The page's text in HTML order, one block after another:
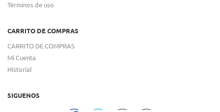
Términos de uso
CARRITO DE COMPRAS
CARRITO DE COMPRAS
Mi Cuenta
Historial
SIGUENOS